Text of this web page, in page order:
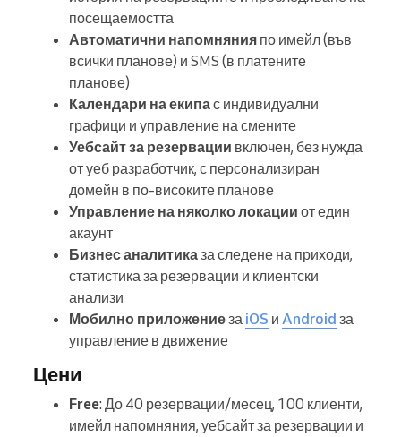
посещаемостта
Автоматични напомняния по имейл (във
всички планове) и SMS (в платените
планове)
Календари на екипас индивидуални
графици и управление на смените
Уебсайт за резервации включен, без нужда
от уеб разработчик, с персонализиран
домейн в по-високите планове
Управление на няколко локации от един
акаунт
Бизнес аналитиказа следене на приходи,
статистика за резервации и клиентски
анализи
Мобилно приложениеза iOS и Android за
управление в движение
Цени
Free: До 40 резервации/месец, 100 клиенти,
имейл напомняния, уебсайт за резервации и